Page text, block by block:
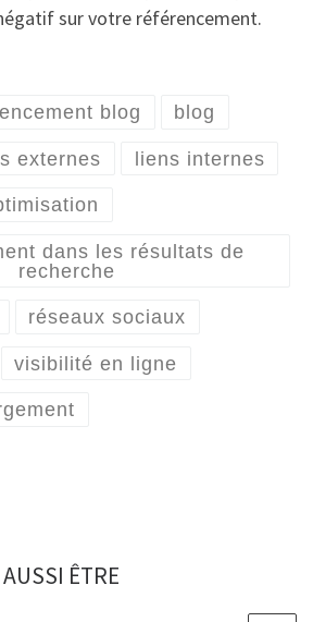
sur votre référencement.
blog blog
externes liens internes
dans les résultats de
recherche
réseaux sociaux
visibilité en ligne
ÊTRE